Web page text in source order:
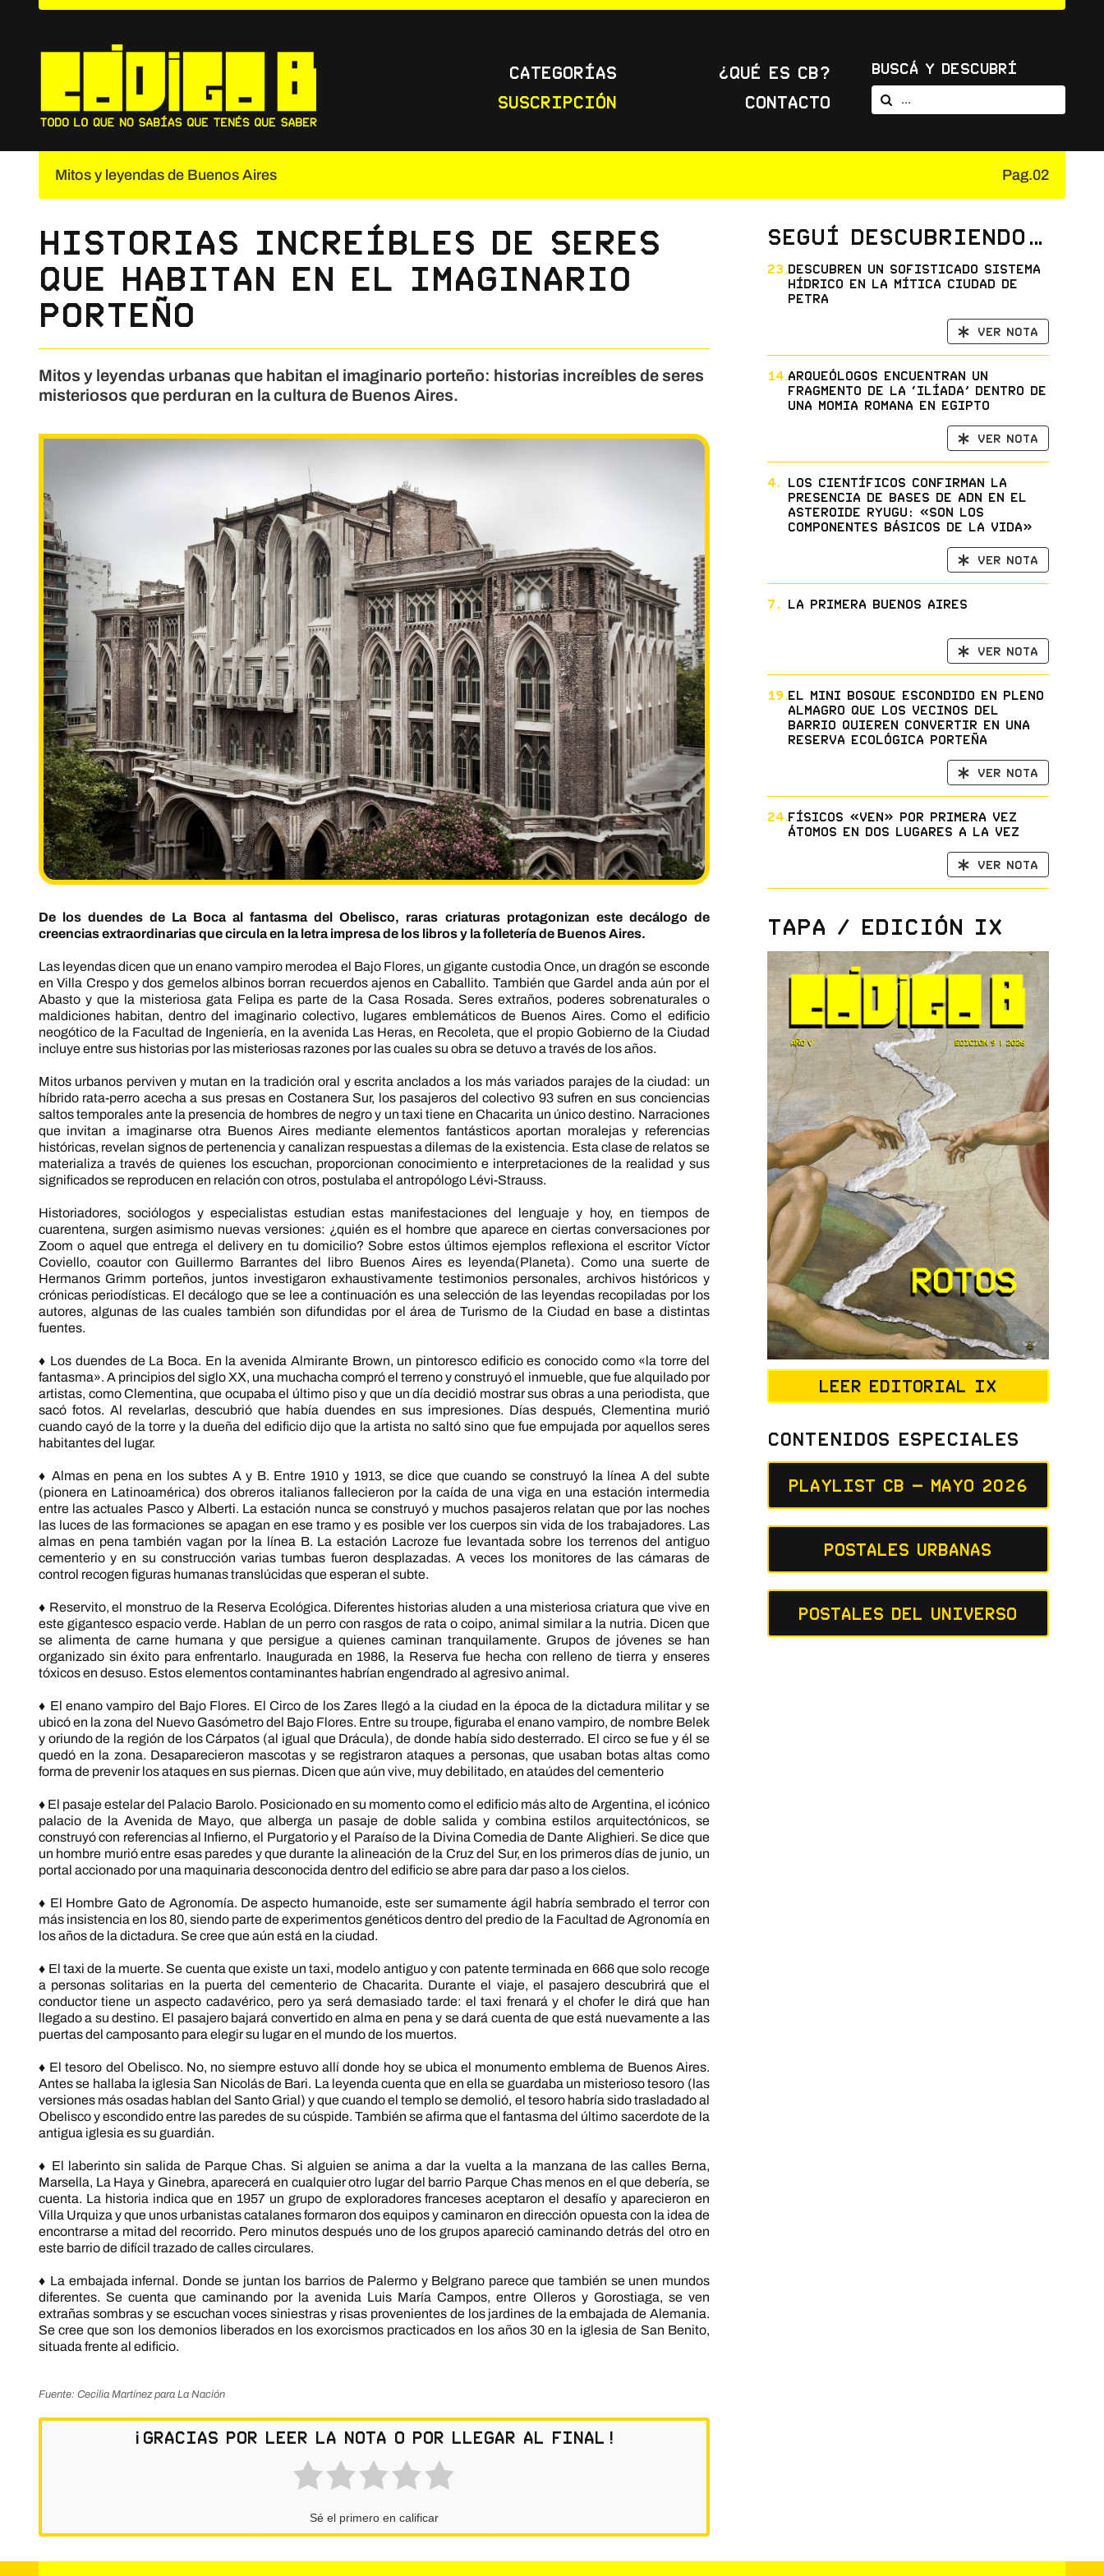
Categorías
Suscripción
¿Qué es CB?
Contacto
Buscá y Descubrí
Buscar:
Mitos y leyendas de Buenos Aires Pag.02
Historias increíbles de seres
que habitan en el imaginario
porteño
Mitos y leyendas urbanas que habitan el imaginario porteño: historias increíbles de seres
misteriosos que perduran en la cultura de Buenos Aires.
De los duendes de La Boca al fantasma del Obelisco, raras criaturas protagonizan este decálogo de
creencias extraordinarias que circula en la letra impresa de los libros y la folletería de Buenos Aires.
Las leyendas dicen que un enano vampiro merodea el Bajo Flores, un gigante custodia Once, un dragón se esconde
en Villa Crespo y dos gemelos albinos borran recuerdos ajenos en Caballito. También que Gardel anda aún por el
Abasto y que la misteriosa gata Felipa es parte de la Casa Rosada. Seres extraños, poderes sobrenaturales o
maldiciones habitan, dentro del imaginario colectivo, lugares emblemáticos de Buenos Aires. Como el edificio
neogótico de la Facultad de Ingeniería, en la avenida Las Heras, en Recoleta, que el propio Gobierno de la Ciudad
incluye entre sus historias por las misteriosas razones por las cuales su obra se detuvo a través de los años.
Mitos urbanos perviven y mutan en la tradición oral y escrita anclados a los más variados parajes de la ciudad: un
híbrido rata-perro acecha a sus presas en Costanera Sur, los pasajeros del colectivo 93 sufren en sus conciencias
saltos temporales ante la presencia de hombres de negro y un taxi tiene en Chacarita un único destino. Narraciones
que invitan a imaginarse otra Buenos Aires mediante elementos fantásticos aportan moralejas y referencias
históricas, revelan signos de pertenencia y canalizan respuestas a dilemas de la existencia. Esta clase de relatos se
materializa a través de quienes los escuchan, proporcionan conocimiento e interpretaciones de la realidad y sus
significados se reproducen en relación con otros, postulaba el antropólogo Lévi-Strauss.
Historiadores, sociólogos y especialistas estudian estas manifestaciones del lenguaje y hoy, en tiempos de
cuarentena, surgen asimismo nuevas versiones: ¿quién es el hombre que aparece en ciertas conversaciones por
Zoom o aquel que entrega el delivery en tu domicilio? Sobre estos últimos ejemplos reflexiona el escritor Víctor
Coviello, coautor con Guillermo Barrantes del libro Buenos Aires es leyenda(Planeta). Como una suerte de
Hermanos Grimm porteños, juntos investigaron exhaustivamente testimonios personales, archivos históricos y
crónicas periodísticas. El decálogo que se lee a continuación es una selección de las leyendas recopiladas por los
autores, algunas de las cuales también son difundidas por el área de Turismo de la Ciudad en base a distintas
fuentes.
♦ Los duendes de La Boca. En la avenida Almirante Brown, un pintoresco edificio es conocido como «la torre del
fantasma». A principios del siglo XX, una muchacha compró el terreno y construyó el inmueble, que fue alquilado por
artistas, como Clementina, que ocupaba el último piso y que un día decidió mostrar sus obras a una periodista, que
sacó fotos. Al revelarlas, descubrió que había duendes en sus impresiones. Días después, Clementina murió
cuando cayó de la torre y la dueña del edificio dijo que la artista no saltó sino que fue empujada por aquellos seres
habitantes del lugar.
♦ Almas en pena en los subtes A y B. Entre 1910 y 1913, se dice que cuando se construyó la línea A del subte
(pionera en Latinoamérica) dos obreros italianos fallecieron por la caída de una viga en una estación intermedia
entre las actuales Pasco y Alberti. La estación nunca se construyó y muchos pasajeros relatan que por las noches
las luces de las formaciones se apagan en ese tramo y es posible ver los cuerpos sin vida de los trabajadores. Las
almas en pena también vagan por la línea B. La estación Lacroze fue levantada sobre los terrenos del antiguo
cementerio y en su construcción varias tumbas fueron desplazadas. A veces los monitores de las cámaras de
control recogen figuras humanas translúcidas que esperan el subte.
♦ Reservito, el monstruo de la Reserva Ecológica. Diferentes historias aluden a una misteriosa criatura que vive en
este gigantesco espacio verde. Hablan de un perro con rasgos de rata o coipo, animal similar a la nutria. Dicen que
se alimenta de carne humana y que persigue a quienes caminan tranquilamente. Grupos de jóvenes se han
organizado sin éxito para enfrentarlo. Inaugurada en 1986, la Reserva fue hecha con relleno de tierra y enseres
tóxicos en desuso. Estos elementos contaminantes habrían engendrado al agresivo animal.
♦ El enano vampiro del Bajo Flores. El Circo de los Zares llegó a la ciudad en la época de la dictadura militar y se
ubicó en la zona del Nuevo Gasómetro del Bajo Flores. Entre su troupe, figuraba el enano vampiro, de nombre Belek
y oriundo de la región de los Cárpatos (al igual que Drácula), de donde había sido desterrado. El circo se fue y él se
quedó en la zona. Desaparecieron mascotas y se registraron ataques a personas, que usaban botas altas como
forma de prevenir los ataques en sus piernas. Dicen que aún vive, muy debilitado, en ataúdes del cementerio
♦ El pasaje estelar del Palacio Barolo. Posicionado en su momento como el edificio más alto de Argentina, el icónico
palacio de la Avenida de Mayo, que alberga un pasaje de doble salida y combina estilos arquitectónicos, se
construyó con referencias al Infierno, el Purgatorio y el Paraíso de la Divina Comedia de Dante Alighieri. Se dice que
un hombre murió entre esas paredes y que durante la alineación de la Cruz del Sur, en los primeros días de junio, un
portal accionado por una maquinaria desconocida dentro del edificio se abre para dar paso a los cielos.
♦ El Hombre Gato de Agronomía. De aspecto humanoide, este ser sumamente ágil habría sembrado el terror con
más insistencia en los 80, siendo parte de experimentos genéticos dentro del predio de la Facultad de Agronomía en
los años de la dictadura. Se cree que aún está en la ciudad.
♦ El taxi de la muerte. Se cuenta que existe un taxi, modelo antiguo y con patente terminada en 666 que solo recoge
a personas solitarias en la puerta del cementerio de Chacarita. Durante el viaje, el pasajero descubrirá que el
conductor tiene un aspecto cadavérico, pero ya será demasiado tarde: el taxi frenará y el chofer le dirá que han
llegado a su destino. El pasajero bajará convertido en alma en pena y se dará cuenta de que está nuevamente a las
puertas del camposanto para elegir su lugar en el mundo de los muertos.
♦ El tesoro del Obelisco. No, no siempre estuvo allí donde hoy se ubica el monumento emblema de Buenos Aires.
Antes se hallaba la iglesia San Nicolás de Bari. La leyenda cuenta que en ella se guardaba un misterioso tesoro (las
versiones más osadas hablan del Santo Grial) y que cuando el templo se demolió, el tesoro habría sido trasladado al
Obelisco y escondido entre las paredes de su cúspide. También se afirma que el fantasma del último sacerdote de la
antigua iglesia es su guardián.
♦ El laberinto sin salida de Parque Chas. Si alguien se anima a dar la vuelta a la manzana de las calles Berna,
Marsella, La Haya y Ginebra, aparecerá en cualquier otro lugar del barrio Parque Chas menos en el que debería, se
cuenta. La historia indica que en 1957 un grupo de exploradores franceses aceptaron el desafío y aparecieron en
Villa Urquiza y que unos urbanistas catalanes formaron dos equipos y caminaron en dirección opuesta con la idea de
encontrarse a mitad del recorrido. Pero minutos después uno de los grupos apareció caminando detrás del otro en
este barrio de difícil trazado de calles circulares.
♦ La embajada infernal. Donde se juntan los barrios de Palermo y Belgrano parece que también se unen mundos
diferentes. Se cuenta que caminando por la avenida Luis María Campos, entre Olleros y Gorostiaga, se ven
extrañas sombras y se escuchan voces siniestras y risas provenientes de los jardines de la embajada de Alemania.
Se cree que son los demonios liberados en los exorcismos practicados en los años 30 en la iglesia de San Benito,
situada frente al edificio.
Fuente: Cecilia Martínez para La Nación
¡Gracias por leer la nota o por llegar al final!
Sé el primero en calificar
Seguí descubriendo…
23.Descubren un sofisticado sistema
hídrico en la mítica ciudad de
Petra
Ver nota
14.Arqueólogos encuentran un
fragmento de la ‘Ilíada’ dentro de
una momia romana en Egipto
Ver nota
4.
Los científicos confirman la
presencia de bases de ADN en el
asteroide Ryugu: «son los
componentes básicos de la vida»
Ver nota
7. La primera Buenos Aires
Ver nota
19.El mini bosque escondido en pleno
Almagro que los vecinos del
barrio quieren convertir en una
reserva ecológica porteña
Ver nota
24.Físicos «ven» por primera vez
átomos en dos lugares a la vez
Ver nota
Tapa / Edición IX
Leer editorial IX
Contenidos Especiales
Playlist CB – Mayo 2026
Postales Urbanas
Postales del Universo